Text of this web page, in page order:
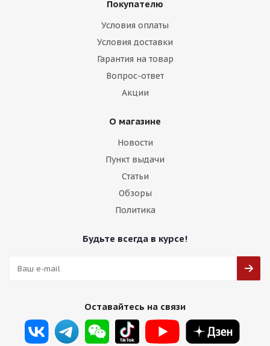
HMD 505 8,5j-19 5*114,3 ET38 d73,1 HB
Подробнее
HMD 511 8,5j-19 5*114,3 ET38 d73,1 MBr
Есть в наличии (4)
Покупателю
Условия оплаты
Условия доставки
Гарантия на товар
Вопрос-ответ
Акции
О магазине
Новости
Пункт выдачи
Статьи
Обзоры
Политика
Будьте всегда в курсе!
Оставайтесь на связи